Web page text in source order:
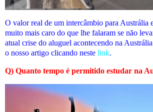
O valor real de um intercâmbio para Austrália
muito mais caro do que lhe falaram se não
atual crise do aluguel acontecendo na
o nosso artigo clicando neste link.
Q) Quanto tempo é permitido estudar na